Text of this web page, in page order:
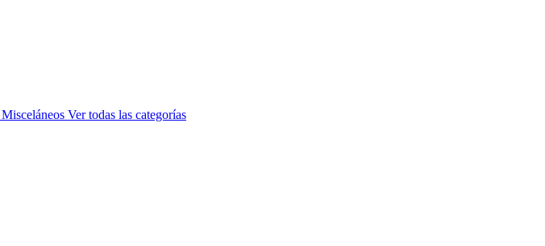
Misceláneos Ver todas las categorías